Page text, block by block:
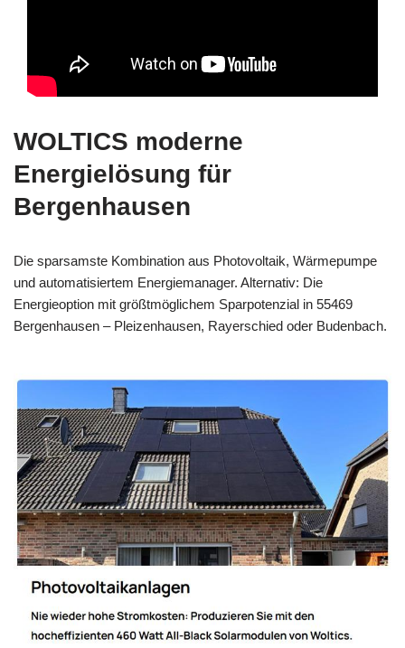
WOLTICS moderne
Energielösung für
Bergenhausen
Die sparsamste Kombination aus Photovoltaik, Wärmepumpe
und automatisiertem Energiemanager. Alternativ: Die
Energieoption mit größtmöglichem Sparpotenzial in 55469
Bergenhausen – Pleizenhausen, Rayerschied oder Budenbach.